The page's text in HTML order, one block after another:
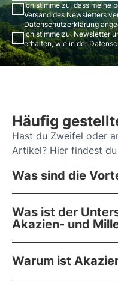
Ich stimme zu, dass meine
Versand des Newsletters
Datenschutzerklärung
Ich stimme zu, Newsletter
erhalten, wie in der
Häufig
Hast du Zweifel oder
Artikel? Hier findest
Was sind die
Was ist der
Akazien- und
Warum ist